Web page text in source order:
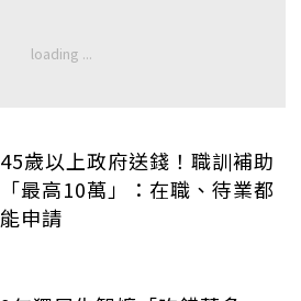
45歲以上政府送錢！職訓補助
「最高10萬」：在職、待業都
能申請